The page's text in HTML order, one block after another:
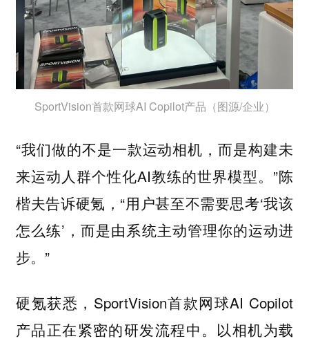
SportVision首款网球AI Copilot产品（图源/企业）
“我们做的不是一款运动相机，而是构建未
来运动人群个性化AI教练的世界模型。”陈
楷夫告诉硬氪，“用户甚至不需要思考‘我该
怎么练’，而是由系统主动管理你的运动进
步。”
硬氪获悉，SportVision首款网球AI Copilot
产品正在紧密的研发流程中。以相机为载